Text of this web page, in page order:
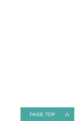
PAGE TOP